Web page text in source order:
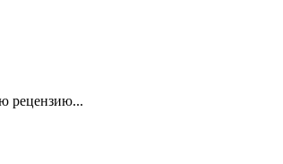
рецензию...